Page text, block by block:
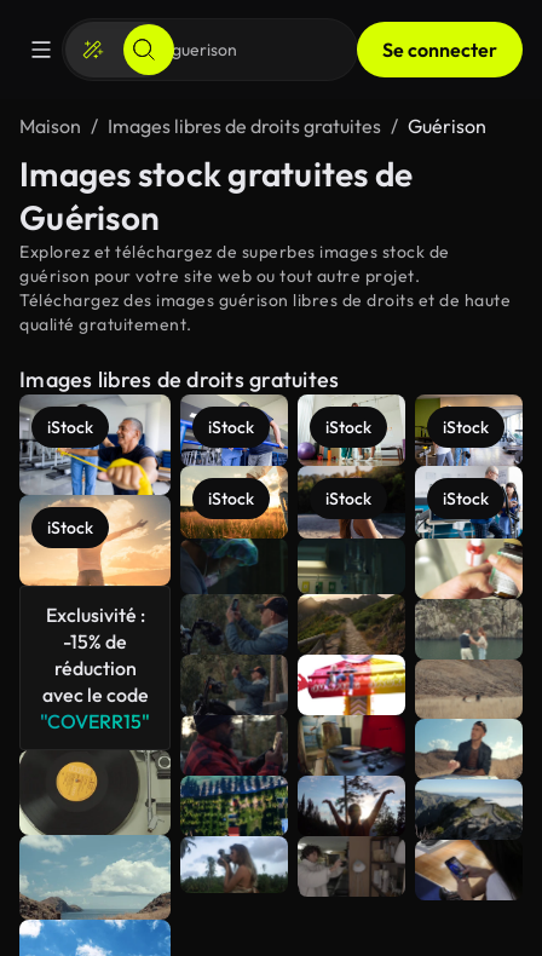
Se connecter
Maison Images libres de droits gratuites Guérison
Images stock gratuites de
Guérison
Explorez et téléchargez de superbes images stock de
guérison pour votre site web ou tout autre projet.
Téléchargez des images guérison libres de droits et de haute
qualité gratuitement.
Images libres de droits gratuites
iStock
iStock
Exclusivité :
-15% de
réduction
avec le code
"COVERR15"
iStock
iStock
iStock
iStock
iStock
iStock
Voir plus